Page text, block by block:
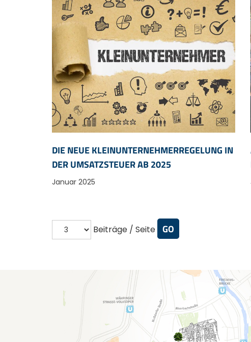
DIE NEUE KLEINUNTERNEHMERREGELUNG IN
DER UMSATZSTEUER AB 2025
Januar 2025
Beiträge / Seite